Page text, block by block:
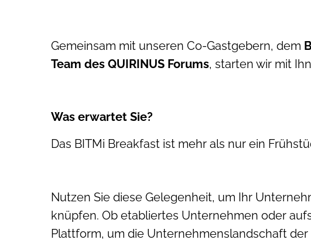
Gemeinsam mit unseren Co-Gastgebern, dem
Team des QUIRINUS Forums, starten wir mit
Was erwartet Sie?
Das BITMi Breakfast ist mehr als nur ein
Nutzen Sie diese Gelegenheit, um Ihr
knüpfen. Ob etabliertes Unternehmen oder
Plattform, um die Unternehmenslandschaft